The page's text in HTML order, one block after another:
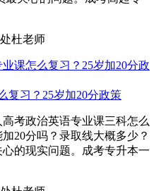
杜老师
复习？25岁加20分政策
考政治英语专业课三科怎么
20分吗？录取线大概多少？
的现实问题。成考专升本一